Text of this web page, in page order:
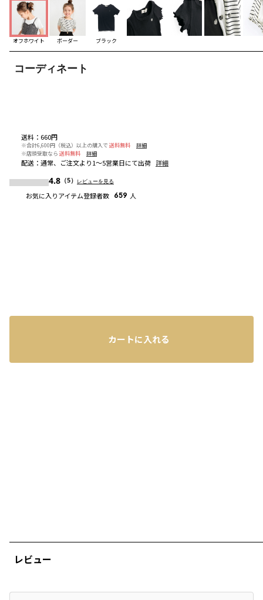
オフホワイト ボーダー ブラック
コーディネート
レビュー
送料 ： 660円
※合計6,600円（税込）以上の購入で 送料無料
詳細
※店頭受取なら 送料無料 詳細
配送 ： 通常、ご注文より1～5営業日にて出荷 詳細
4.8 （5） レビューを見る
お気に入りアイテム登録者数 659 人
カートに入れる